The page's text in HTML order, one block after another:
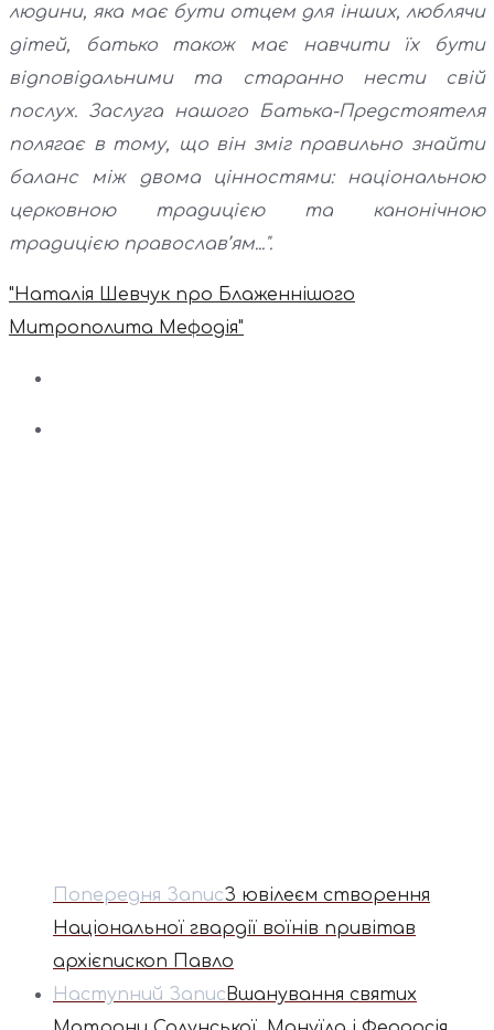
людини, яка має бути отцем для інших, люблячи
дітей, батько також має навчити їх бути
відповідальними та старанно нести свій
послух. Заслуга нашого Батька-Предстоятеля
полягає в тому, що він зміг правильно знайти
баланс між двома цінностями: національною
церковною традицією та канонічною
традицією православ’ям...".
"Наталія Шевчук про Блаженнішого
Митрополита Мефодія"
Попередня ЗаписЗ ювілеєм створення
Національної гвардії воїнів привітав
архієпископ Павло
Наступний Запис Вшанування святих